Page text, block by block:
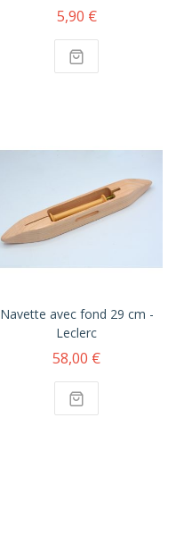
5,90 €
Navette avec fond 29 cm -
Leclerc
58,00 €